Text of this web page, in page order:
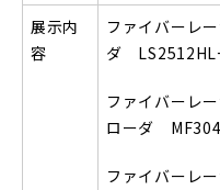
展示内
容
ファイバーレ
ダ
ファイバーレ
ローダ
ファイバーレ